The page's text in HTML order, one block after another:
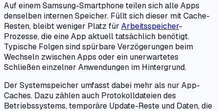
Auf einem Samsung-Smartphone teilen sich alle Apps
denselben internen Speicher. Füllt sich dieser mit Cache-
Resten, bleibt weniger Platz für Arbeitsspeicher-
Prozesse, die eine App aktuell tatsächlich benötigt.
Typische Folgen sind spürbare Verzögerungen beim
Wechseln zwischen Apps oder ein unerwartetes
Schließen einzelner Anwendungen im Hintergrund.
Der Systemspeicher umfasst dabei mehr als nur App-
Caches. Dazu zählen auch Protokolldateien des
Betriebssystems, temporäre Update-Reste und Daten, die